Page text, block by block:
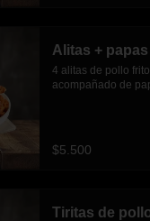
Alitas + papas
4 alitas de pollo
acompañado de
$5.500
Tiritas de